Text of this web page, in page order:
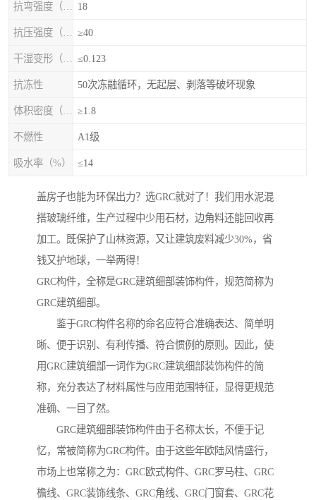
18
≥40
≤0.123
抗冻性 50次冻融循环，无起层、剥落等破坏现象
≥1.8
不燃性 A1级
吸水率（%） ≤14
盖房子也能为环保出力？选GRC就对了！我们用水泥混
搭玻璃纤维，生产过程中少用石材，边角料还能回收再
加工。既保护了山林资源，又让建筑废料减少30%，省
钱又护地球，一举两得！
GRC构件，全称是GRC建筑细部装饰构件，规范简称为
GRC建筑细部。
鉴于GRC构件名称的命名应符合准确表达、简单明
晰、便于识别、有利传播、符合惯例的原则。因此，使
用GRC建筑细部一词作为GRC建筑细部装饰构件的简
称，充分表达了材料属性与应用范围特征，显得更规范
准确、一目了然。
GRC建筑细部装饰构件由于名称太长，不便于记
忆，常被简称为GRC构件。由于这些年欧陆风情盛行，
市场上也常称之为：GRC欧式构件、GRC罗马柱、GRC
檐线、GRC装饰线条、GRC角线、GRC门窗套、GRC花